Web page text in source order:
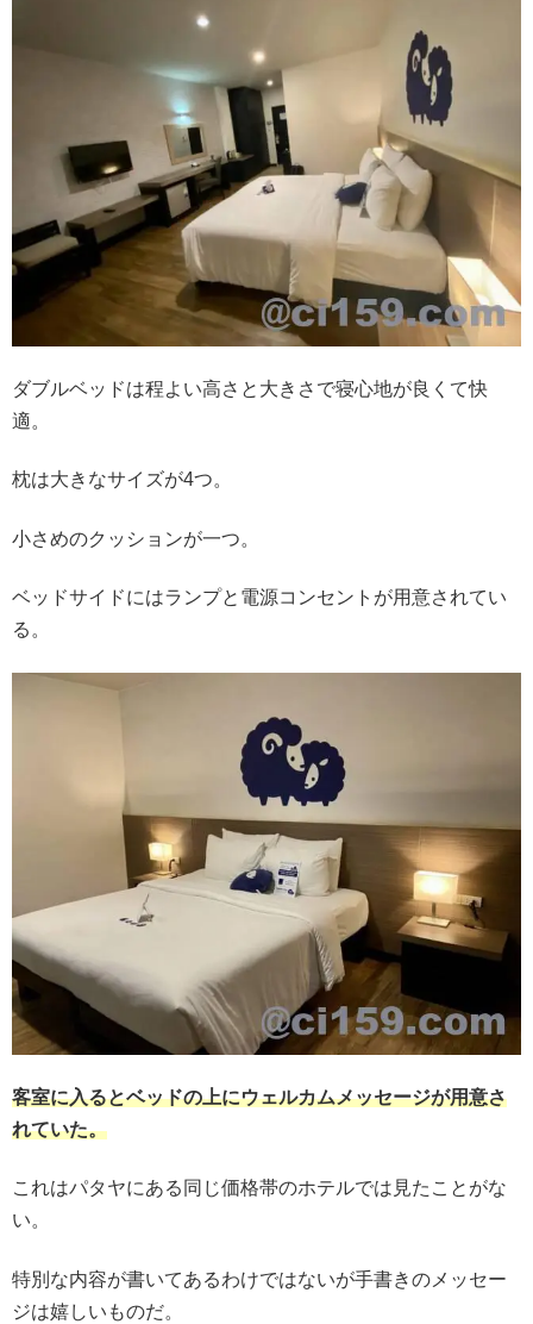
ダブルベッドは程よい高さと大きさで寝心地が良くて快
適。
枕は大きなサイズが4つ。
小さめのクッションが一つ。
ベッドサイドにはランプと電源コンセントが用意されてい
る。
客室に入るとベッドの上にウェルカムメッセージが用意さ
れていた。
これはパタヤにある同じ価格帯のホテルでは見たことがな
い。
特別な内容が書いてあるわけではないが手書きのメッセー
ジは嬉しいものだ。